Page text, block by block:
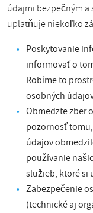
údajmi bezpečným
uplatňuje niekoľko
Poskytovanie
informovať o
Robíme to
osobných
Obmedzte zber
pozornosť
údajov
používanie
služieb, ktoré si
Zabezpečenie
(technické aj